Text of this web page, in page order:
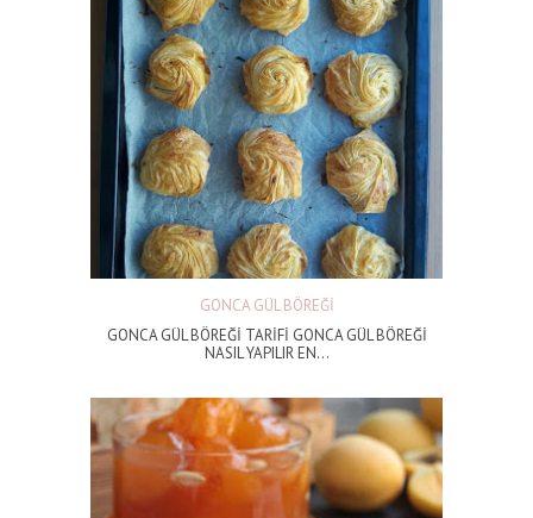
GONCA GÜL BÖREĞİ
GONCA GÜL BÖREĞİ TARİFİ GONCA GÜL BÖREĞİ
NASIL YAPILIR EN...